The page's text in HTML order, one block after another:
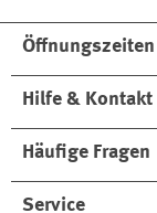
Öffnungszeiten
Hilfe & Kontakt
Häufige Fragen
Service